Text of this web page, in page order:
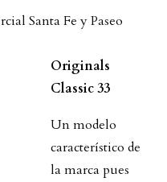
Santa Fe y Paseo
Originals
Classic 33
Un modelo
característico de
la marca pues